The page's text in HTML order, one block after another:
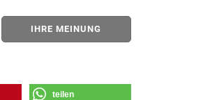
IHRE MEINUNG
teilen